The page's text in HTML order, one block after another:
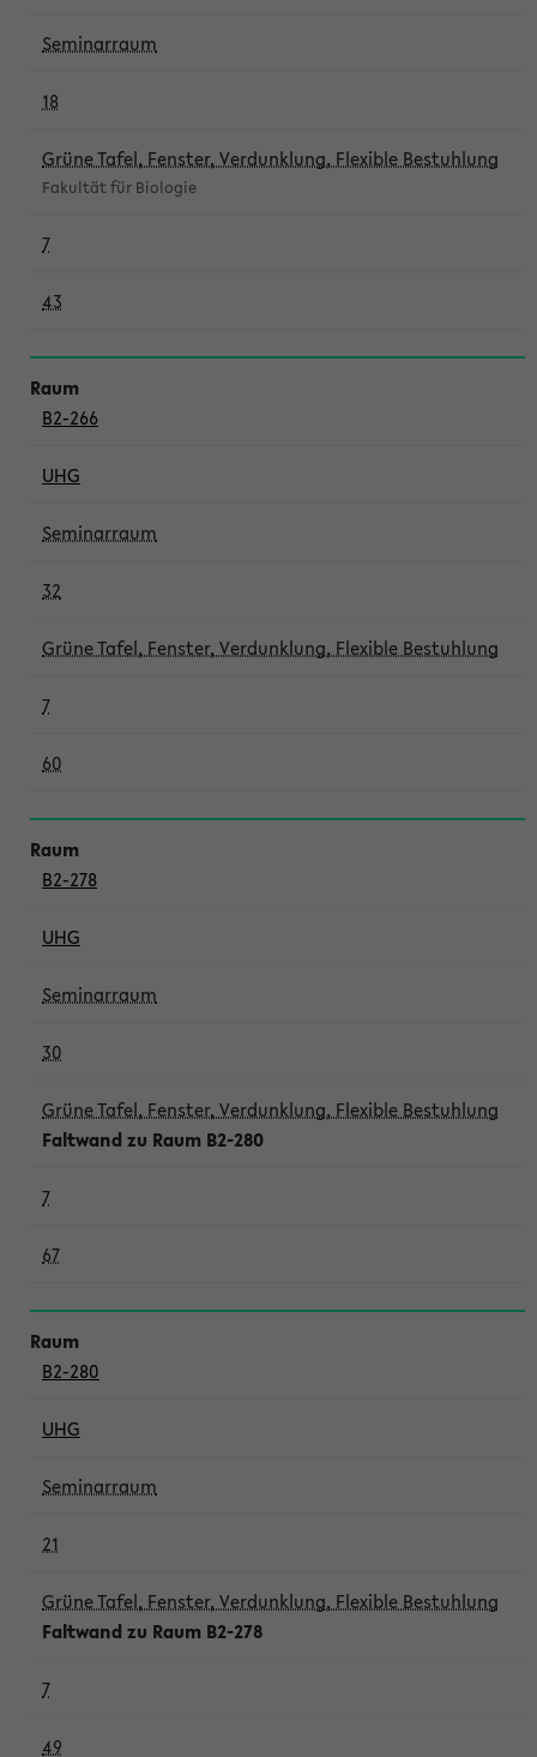
Seminarraum
18
Grüne Tafel, Fenster, Verdunklung, Flexible Bestuhlung
Fakultät für Biologie
7
43
B2-266
UHG
Seminarraum
32
Grüne Tafel, Fenster, Verdunklung, Flexible Bestuhlung
7
60
B2-278
UHG
Seminarraum
30
Grüne Tafel, Fenster, Verdunklung, Flexible Bestuhlung
Faltwand zu Raum B2-280
7
67
B2-280
UHG
Seminarraum
21
Grüne Tafel, Fenster, Verdunklung, Flexible Bestuhlung
Faltwand zu Raum B2-278
7
49